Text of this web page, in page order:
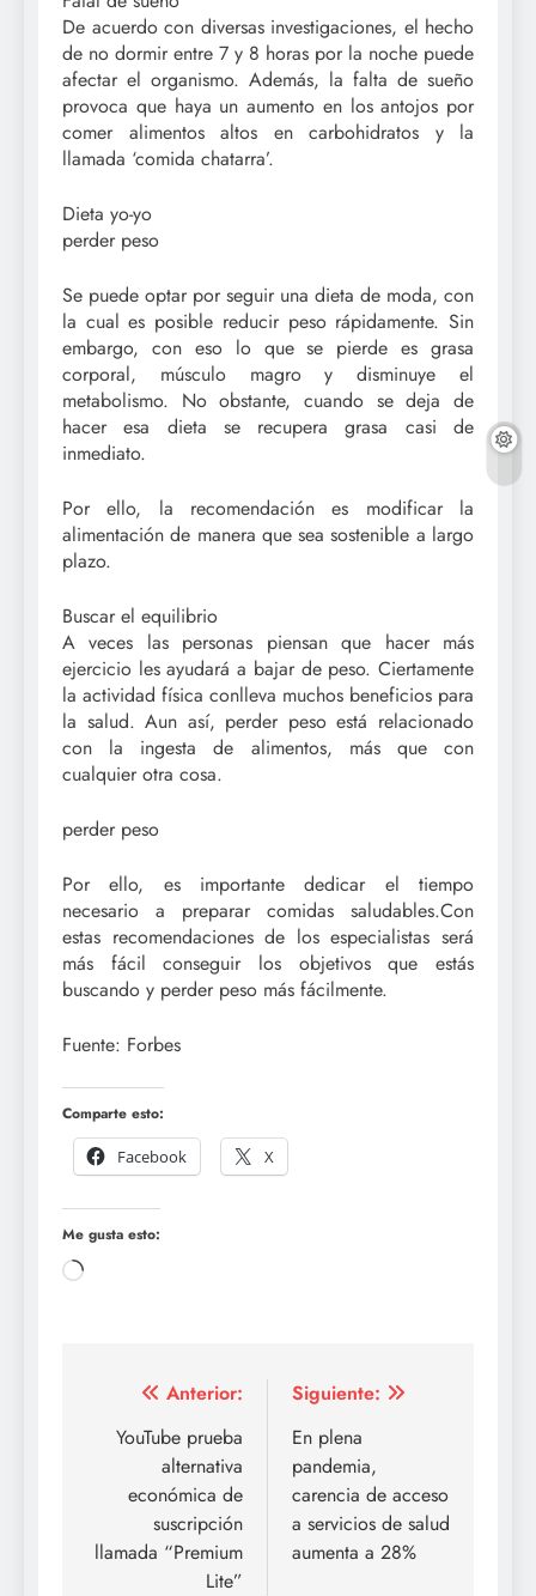
De acuerdo con diversas investigaciones, el hecho
de no dormir entre 7 y 8 horas por la noche puede
afectar el organismo. Además, la falta de sueño
provoca que haya un aumento en los antojos por
comer alimentos altos en carbohidratos y la
llamada ‘comida chatarra’.
Dieta yo-yo
perder peso
Se puede optar por seguir una dieta de moda, con
la cual es posible reducir peso rápidamente. Sin
embargo, con eso lo que se pierde es grasa
corporal, músculo magro y disminuye el
metabolismo. No obstante, cuando se deja de
hacer esa dieta se recupera grasa casi de
inmediato.
Por ello, la recomendación es modificar la
alimentación de manera que sea sostenible a largo
plazo.
Buscar el equilibrio
A veces las personas piensan que hacer más
ejercicio les ayudará a bajar de peso. Ciertamente
la actividad física conlleva muchos beneficios para
la salud. Aun así, perder peso está relacionado
con la ingesta de alimentos, más que con
cualquier otra cosa.
perder peso
Por ello, es importante dedicar el tiempo
necesario a preparar comidas saludables.Con
estas recomendaciones de los especialistas será
más fácil conseguir los objetivos que estás
buscando y perder peso más fácilmente.
Fuente: Forbes
Comparte esto:
Facebook
X
Me gusta esto:
Cargando...
Navegación
de
entradas
Anterior:
YouTube prueba
alternativa
económica de
suscripción
llamada “Premium
Lite”
Siguiente:
En plena
pandemia,
carencia de acceso
a servicios de salud
aumenta a 28%